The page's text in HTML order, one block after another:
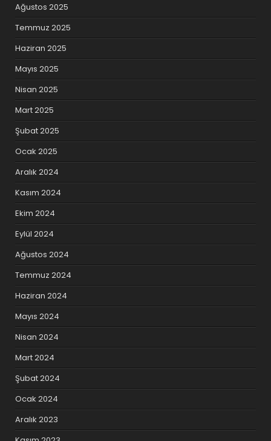
Ağustos 2025
Temmuz 2025
Haziran 2025
Mayıs 2025
Nisan 2025
Mart 2025
Şubat 2025
Ocak 2025
Aralık 2024
Kasım 2024
Ekim 2024
Eylül 2024
Ağustos 2024
Temmuz 2024
Haziran 2024
Mayıs 2024
Nisan 2024
Mart 2024
Şubat 2024
Ocak 2024
Aralık 2023